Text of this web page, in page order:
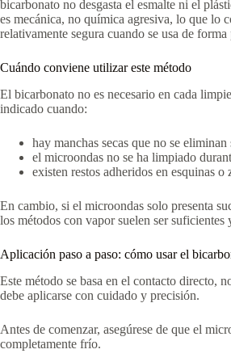
bicarbonato no desgasta el esmalte ni el
es mecánica, no química agresiva, lo que lo
relativamente segura cuando se usa de forma
Cuándo conviene utilizar este método
El bicarbonato no es necesario en cada
indicado cuando:
hay manchas secas que no se
el microondas no se ha limpiado
existen restos adheridos en esquinas o
En cambio, si el microondas solo presenta
los métodos con vapor suelen ser suficientes
Aplicación paso a paso: cómo usar el
Este método se basa en el contacto directo,
debe aplicarse con cuidado y precisión.
Antes de comenzar, asegúrese de que el
completamente frío.